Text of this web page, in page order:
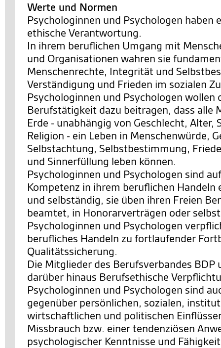
Werte und Normen
Psychologinnen und Psychologen haben
ethische Verantwortung.
In ihrem beruflichen Umgang mit
und Organisationen wahren sie
Menschenrechte, Integrität und
Verständigung und Frieden im sozialen
Psychologinnen und Psychologen wollen
Berufstätigkeit dazu beitragen, dass alle
Erde - unabhängig von Geschlecht, Alter,
Religion - ein Leben in Menschenwürde,
Selbstachtung, Selbstbestimmung,
und Sinnerfüllung leben können.
Psychologinnen und Psychologen sind
Kompetenz in ihrem beruflichen
und selbständig, sie üben ihren Freien
beamtet, in Honorarverträgen oder
Psychologinnen und Psychologen
berufliches Handeln zu fortlaufender
Qualitätssicherung.
Die Mitglieder des Berufsverbandes BDP
darüber hinaus Berufsethische
Psychologinnen und Psychologen sind
gegenüber persönlichen, sozialen,
wirtschaftlichen und politischen
Missbrauch bzw. einer tendenziösen
psychologischer Kenntnisse und